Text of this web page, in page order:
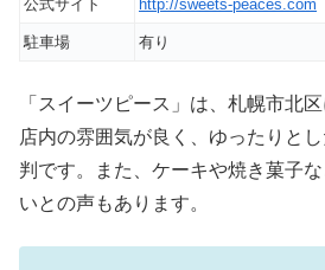
公式サイト http://sweets-peaces.com
駐車場 有り
「スイーツピース」は、札幌市北
店内の雰囲気が良く、ゆったりと
判です。また、ケーキや焼き菓子
いとの声もあります。